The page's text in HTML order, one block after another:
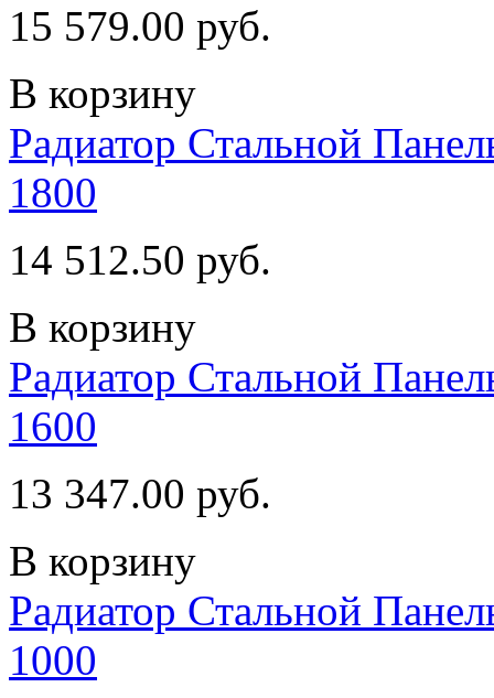
15 579.00 руб.
В корзину
Радиатор Стальной
1800
14 512.50 руб.
В корзину
Радиатор Стальной
1600
13 347.00 руб.
В корзину
Радиатор Стальной
1000